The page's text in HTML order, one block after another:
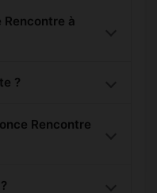
à
?
Rencontre